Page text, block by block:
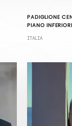
PADIGLIONE
PIANO
ITALIA